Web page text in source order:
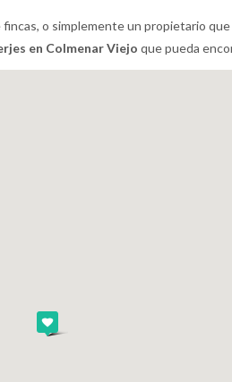
o simplemente un propietario
en Colmenar Viejo que pueda